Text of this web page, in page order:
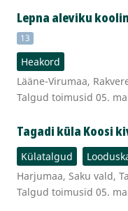
Lepna aleviku
13
Heakord
Lääne-Virumaa,
Talgud toimusid 05.
Tagadi küla Koosi
Külatalgud
Harjumaa, Saku vald,
Talgud toimusid 05.